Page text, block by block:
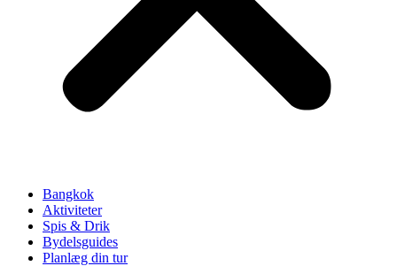
Bangkok
Aktiviteter
Spis & Drik
Bydelsguides
Planlæg din tur